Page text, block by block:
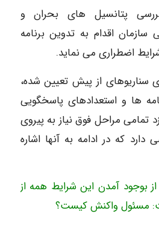
پتانسیل های بحران و
سازمان اقدام به تدوین برنامه
اضطراری می نماید.
سناریوهای از پیش تعیین شده،
ها و استعدادهای پاسخگویی
تمامی مراحل فوق نیاز به پیروی
که در ادامه به آنها اشاره
بوجود آمدن این شرایط همه از
مسئول واکنش کیست؟